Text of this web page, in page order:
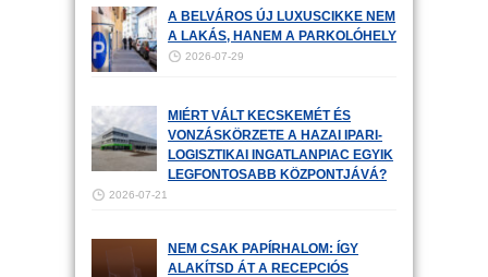
A BELVÁROS ÚJ LUXUSCIKKE NEM
A LAKÁS, HANEM A PARKOLÓHELY
2026-07-29
MIÉRT VÁLT KECSKEMÉT ÉS
VONZÁSKÖRZETE A HAZAI IPARI-
LOGISZTIKAI INGATLANPIAC EGYIK
LEGFONTOSABB KÖZPONTJÁVÁ?
2026-07-21
NEM CSAK PAPÍRHALOM: ÍGY
ALAKÍTSD ÁT A RECEPCIÓS